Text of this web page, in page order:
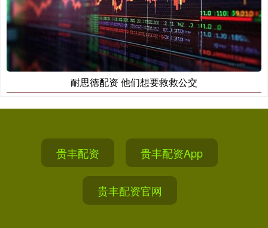
耐思徳配资 他们想要救救公交
贵丰配资 贵丰配资App
贵丰配资官网